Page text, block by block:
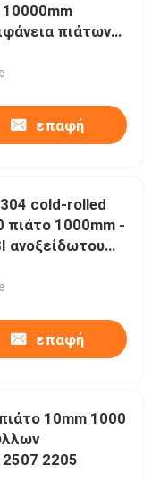
πιάτων
επαφή
cold-rolled
πιάτο 1000mm -
ανοξείδωτου
επαφή
10mm 1000
2205